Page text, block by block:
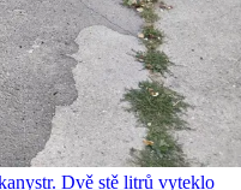
Dvě stě litrů vyteklo